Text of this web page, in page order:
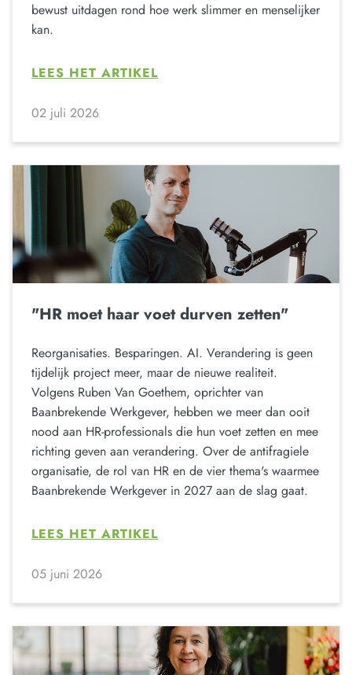
bewust uitdagen rond hoe werk slimmer en menselijker
kan.
LEES HET ARTIKEL
02 juli 2026
"HR moet haar voet durven zetten"
Reorganisaties. Besparingen. AI. Verandering is geen
tijdelijk project meer, maar de nieuwe realiteit.
Volgens Ruben Van Goethem, oprichter van
Baanbrekende Werkgever, hebben we meer dan ooit
nood aan HR-professionals die hun voet zetten en mee
richting geven aan verandering. Over de antifragiele
organisatie, de rol van HR en de vier thema's waarmee
Baanbrekende Werkgever in 2027 aan de slag gaat.
LEES HET ARTIKEL
05 juni 2026